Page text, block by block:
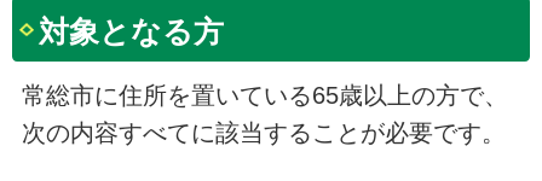
対象となる方
常総市に住所を置いている65歳以上の方で、
次の内容すべてに該当することが必要です。